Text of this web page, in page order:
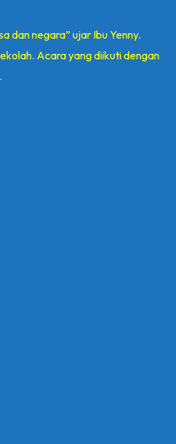
dan negara” ujar Ibu Yenny.
Acara yang diikuti dengan